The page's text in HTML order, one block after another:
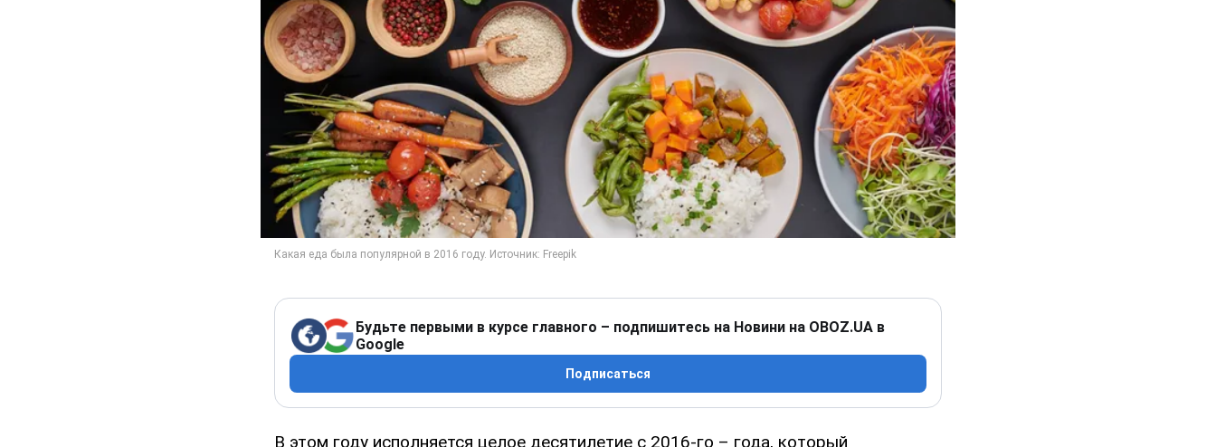
Будьте первыми в курсе главного – подпишитесь на Новини на OBOZ.UA в
Google
Подписаться
В этом году исполняется целое десятилетие с 2016-го – года, который